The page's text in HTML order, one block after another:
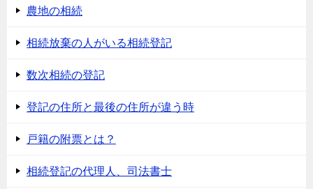
農地の相続
相続放棄の人がいる相続登記
数次相続の登記
登記の住所と最後の住所が違う時
戸籍の附票とは？
相続登記の代理人、司法書士